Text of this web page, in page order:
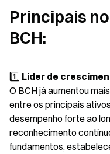
Principais
BCH:
1️⃣ Líder de
O BCH já aumentou
entre os principais
desempenho forte ao
reconhecimento
fundamentos,